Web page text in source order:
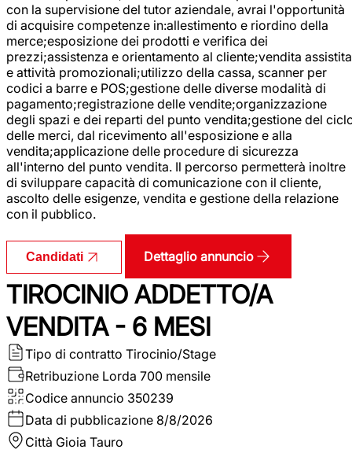
con la supervisione del tutor aziendale, avrai l'opportunità
di acquisire competenze in:allestimento e riordino della
merce;esposizione dei prodotti e verifica dei
prezzi;assistenza e orientamento al cliente;vendita assistita
e attività promozionali;utilizzo della cassa, scanner per
codici a barre e POS;gestione delle diverse modalità di
pagamento;registrazione delle vendite;organizzazione
degli spazi e dei reparti del punto vendita;gestione del
delle merci, dal ricevimento all'esposizione e alla
vendita;applicazione delle procedure di sicurezza
all'interno del punto vendita. Il percorso permetterà inoltre
di sviluppare capacità di comunicazione con il cliente,
ascolto delle esigenze, vendita e gestione della relazione
con il pubblico.
Candidati Dettaglio annuncio
TIROCINIO ADDETTO/A
VENDITA - 6 MESI
Tipo di contratto Tirocinio/Stage
Retribuzione Lorda 700 mensile
Codice annuncio 350239
Data di pubblicazione 8/8/2026
Città Gioia Tauro